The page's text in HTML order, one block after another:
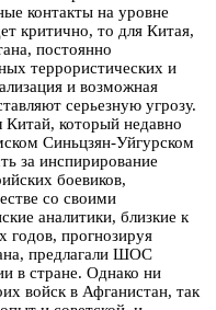
контакты на уровне
критично, то для Китая,
постоянно
террористических и
и возможная
серьезную угрозу.
который недавно
Синьцзян-Уйгурском
за инспирирование
боевиков,
со своими
аналитики, близкие к
годов, прогнозируя
предлагали ШОС
в стране. Однако ни
войск в Афганистан, так